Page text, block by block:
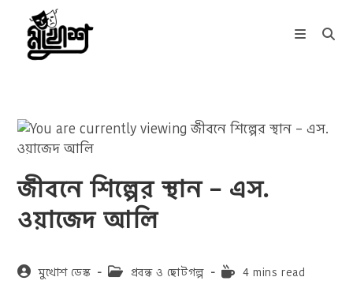
content
জীবনে শিল্পের স্থান – এস.
ওয়াজেদ আলি
Postমুখোশ ডেস্ক
Post প্রবন্ধ ও ছোটগল্প
Reading4 mins read